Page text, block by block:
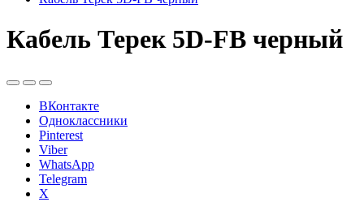
Кабель Терек 5D-FB черный
ВКонтакте
Одноклассники
Pinterest
Viber
WhatsApp
Telegram
X